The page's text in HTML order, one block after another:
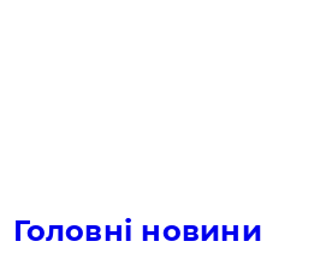
Головні новини